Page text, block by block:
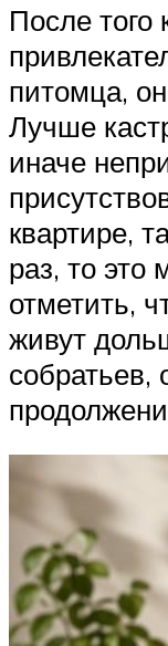
После того
питомца,
Лучше
иначе
квартире,
раз, то это
отметить,
живут
собратьев,